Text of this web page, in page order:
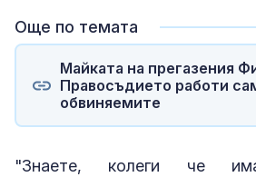
Още по темата
Майката на прегазения
Правосъдието работи
обвиняемите
"Знаете, колеги че